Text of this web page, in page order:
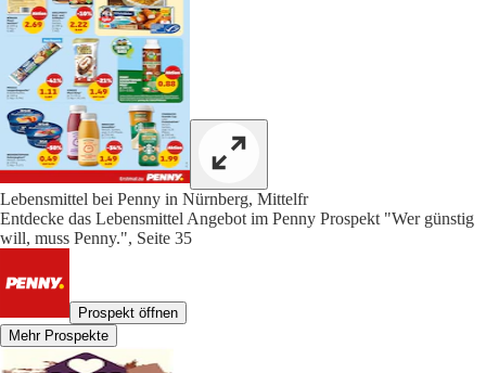
Lebensmittel bei Penny in Nürnberg, Mittelfr
Entdecke das Lebensmittel Angebot im Penny Prospekt "Wer günstig
will, muss Penny.", Seite 35
Prospekt öffnen
Mehr Prospekte